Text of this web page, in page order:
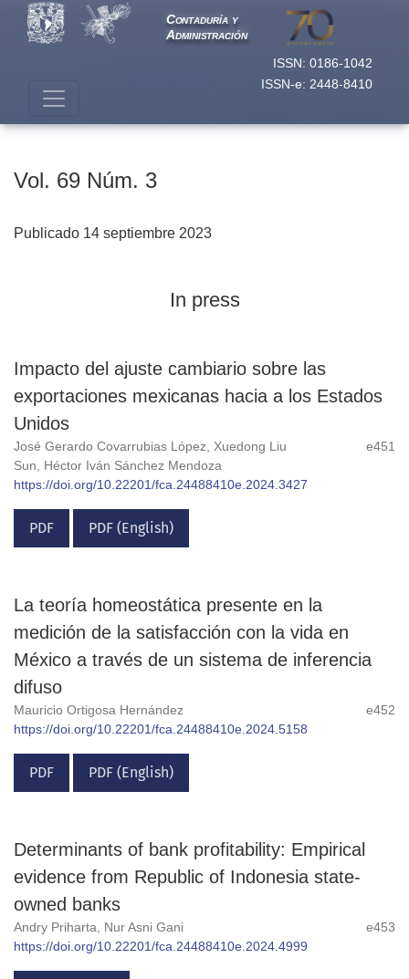
ISSN: 0186-1042
ISSN-e: 2448-8410
Contaduría y
Administración
Vol. 69 Núm. 3
Publicado 14 septiembre 2023
In press
Impacto del ajuste cambiario sobre las
exportaciones mexicanas hacia a los Estados
Unidos
José Gerardo Covarrubias López, Xuedong Liu
Sun, Héctor Iván Sánchez Mendoza
e451
https://doi.org/10.22201/fca.24488410e.2024.3427
PDF PDF (English)
La teoría homeostática presente en la
medición de la satisfacción con la vida en
México a través de un sistema de inferencia
difuso
Mauricio Ortigosa Hernández
e452
https://doi.org/10.22201/fca.24488410e.2024.5158
PDF PDF (English)
Determinants of bank profitability: Empirical
evidence from Republic of Indonesia state-
owned banks
Andry Priharta, Nur Asni Gani
e453
https://doi.org/10.22201/fca.24488410e.2024.4999